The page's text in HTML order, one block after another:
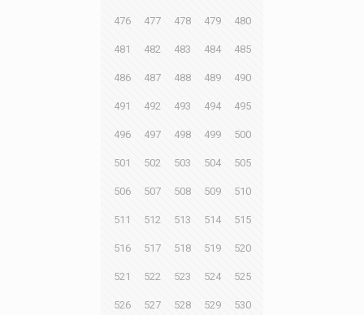
476 477 478 479 480
481 482 483 484 485
486 487 488 489 490
491 492 493 494 495
496 497 498 499 500
501 502 503 504 505
506 507 508 509 510
511 512 513 514 515
516 517 518 519 520
521 522 523 524 525
526 527 528 529 530